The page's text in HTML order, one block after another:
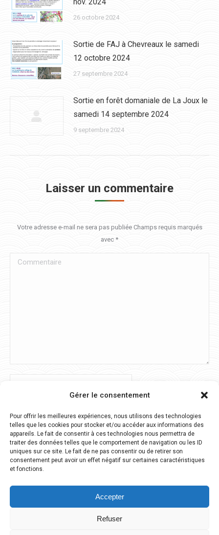
Gérer le consentement
Pour offrir les meilleures expériences, nous utilisons des technologies
telles que les cookies pour stocker et/ou accéder aux informations des
appareils. Le fait de consentir à ces technologies nous permettra de
traiter des données telles que le comportement de navigation ou les ID
uniques sur ce site. Le fait de ne pas consentir ou de retirer son
consentement peut avoir un effet négatif sur certaines caractéristiques
et fonctions.
Accepter
Refuser
26 octobre 2024
Sortie de FAJ à Chevreaux le samedi
12 octobre 2024
27 septembre 2024
Sortie en forêt domaniale de La Joux le
samedi 14 septembre 2024
9 septembre 2024
Laisser un commentaire
Votre adresse e-mail ne sera pas publiée Champs requis marqués
avec *
Commentaire
Nom *
Site Web
Enregistrez mon nom, mon e-mail et mon site Web dans ce
navigateur pour la prochaine fois que je commenterai.